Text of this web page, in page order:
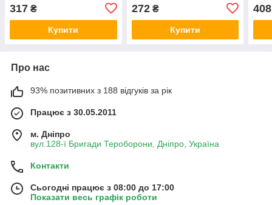
317 ₴
Купити
272₴
Купити
408
Про нас
93% позитивних з 188 відгуків за рік
Працює з 30.05.2011
м. Дніпро
вул.128-ї Бригади Тероборони, Дніпро, Україна
Контакти
Сьогодні працює з 08:00 до 17:00
Показати весь графік роботи